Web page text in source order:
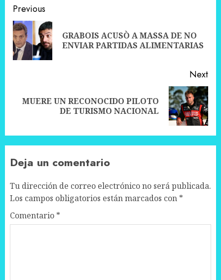
Post
navigation
Previous
GRABOIS ACUSÒ A MASSA DE NO
ENVIAR PARTIDAS ALIMENTARIAS
Next
Next
MUERE UN RECONOCIDO PILOTO
DE TURISMO NACIONAL
Deja un comentario
Tu dirección de correo electrónico no será publicada.
Los campos obligatorios están marcados con *
Comentario *